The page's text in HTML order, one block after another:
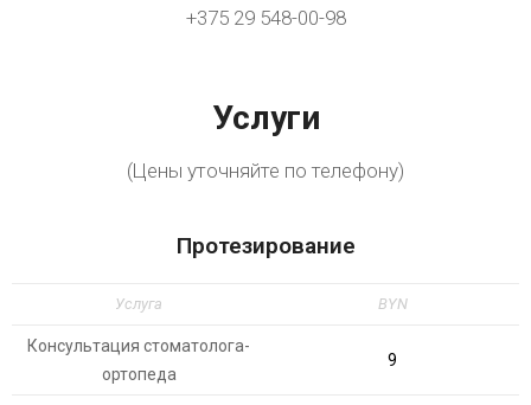
+375 29 548-00-98
Услуги
(Цены уточняйте по телефону)
Протезирование
Услуга BYN
Консультация стоматолога-
ортопеда
9